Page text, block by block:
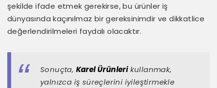
şekilde ifade etmek gerekirse, bu ürünler iş
dünyasında kaçınılmaz bir gereksinimdir ve dikkatlice
değerlendirilmeleri faydalı olacaktır.
Sonuçta, Karel Ürünlerikullanmak,
yalnızca iş süreçlerini iyileştirmekle